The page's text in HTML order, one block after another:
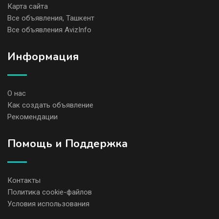
Карта сайта
Все объявления, Ташкент
Все объявления AvizInfo
Информация
О нас
Как создать объявление
Рекомендации
Помощь и Поддержка
Контакты
Политика cookie-файлов
Условия использования